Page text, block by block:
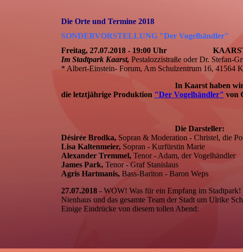
Die Orte und Termine 2018
SONDERVORSTELLUNG "Der Vogelhändler"
Freitag, 27.07.2018 - 19:00 Uhr
Im Stadtpark Kaarst, Pestalozzistraße oder Dr. Stefan-
* Albert-Einstein- Forum, Am Schulzentrum 16, 41564
In Kaarst haben
die letztjährige Produktion "Der Vogelhändler" von
Die Darsteller:
Désirée Brodka, Sopran & Moderation - Christel, die
Lisa Kaltenmeier, Sopran - Kurfürstin Marie
Alexander Tremmel, Tenor - Adam, der Vogelhändler
James Park, Tenor - Graf Stanislaus
Agris Hartmanis, Bass-Bariton - Baron Weps
27.07.2018 - WOW! Was für ein Empfang im
Nienhaus und das gesamte Team der Stadt um Ulrike
Einige Eindrücke von diesem tollen Abend: